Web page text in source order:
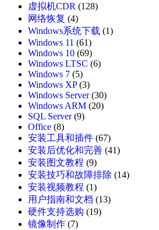
虚拟机CDR (128)
网络恢复 (4)
Windows系统下载 (1)
Windows 11 (61)
Windows 10 (69)
Windows LTSC (6)
Windows 7 (5)
Windows XP(3)
Windows Server(30)
Windows ARM (20)
SQL Server(9)
Office (8)
安装工具和插件 (67)
安装后优化和完善 (41)
安装图文教程 (9)
安装技巧和故障排除 (14)
安装视频教程 (1)
用户指南和文档 (13)
硬件支持选购 (19)
镜像制作 (7)